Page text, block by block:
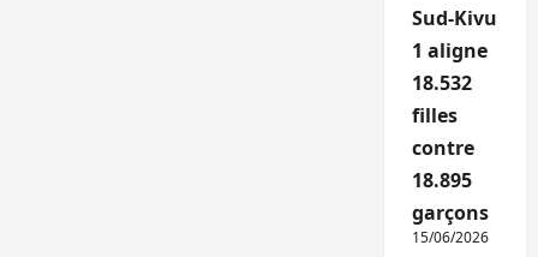
Sud-Kivu
1 aligne
18.532
filles
contre
18.895
garçons
15/06/2026